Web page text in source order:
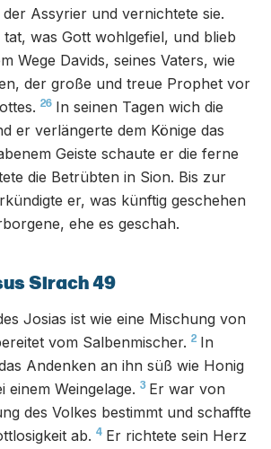
Assyrier und vernichtete sie.
tat, was Gott wohlgefiel, und blieb
Wege Davids, seines Vaters, wie
der große und treue Prophet vor
26 In seinen Tagen wich die
er verlängerte dem Könige das
Geiste schaute er die ferne
die Betrübten in Sion. Bis zur
er, was künftig geschehen
ehe es geschah.
Sirach 49
Josias ist wie eine Mischung von
vom Salbenmischer. 2 In
Andenken an ihn süß wie Honig
einem Weingelage. 3 Er war von
des Volkes bestimmt und schaffte
ab. 4 Er richtete sein Herz